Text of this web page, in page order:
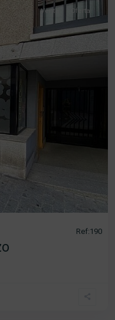
Venta Oferta
Ref:190